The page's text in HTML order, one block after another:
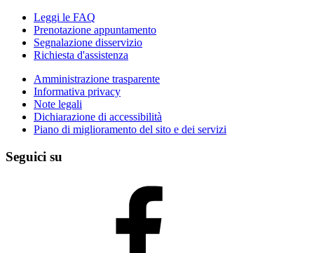
Leggi le FAQ
Prenotazione appuntamento
Segnalazione disservizio
Richiesta d'assistenza
Amministrazione trasparente
Informativa privacy
Note legali
Dichiarazione di accessibilità
Piano di miglioramento del sito e dei servizi
Seguici su